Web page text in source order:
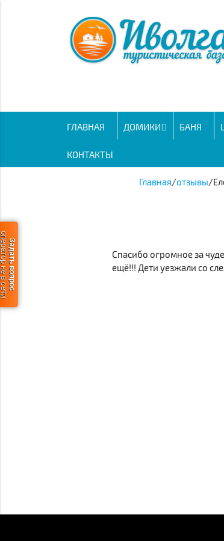
ГЛАВНАЯ ДОМИКИ БАНЯ
КОНТАКТЫ
Главная/отзывы/
Спасибо огромное за
ещё!!! Дети уезжали со
Задать вопрос
в сети